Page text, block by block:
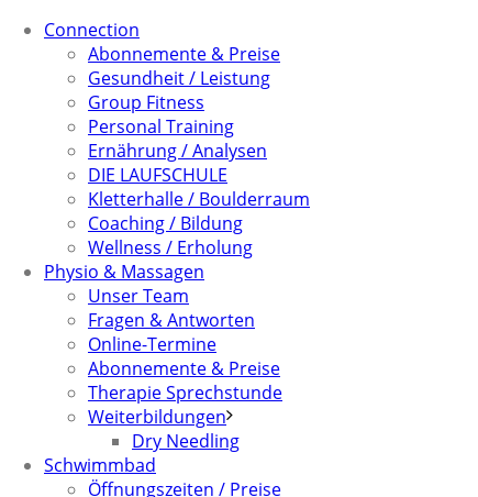
Connection
Abonnemente & Preise
Gesundheit / Leistung
Group Fitness
Personal Training
Ernährung / Analysen
DIE LAUFSCHULE
Kletterhalle / Boulderraum
Coaching / Bildung
Wellness / Erholung
Physio & Massagen
Unser Team
Fragen & Antworten
Online-Termine
Abonnemente & Preise
Therapie Sprechstunde
Weiterbildungen
Dry Needling
Schwimmbad
Öffnungszeiten / Preise